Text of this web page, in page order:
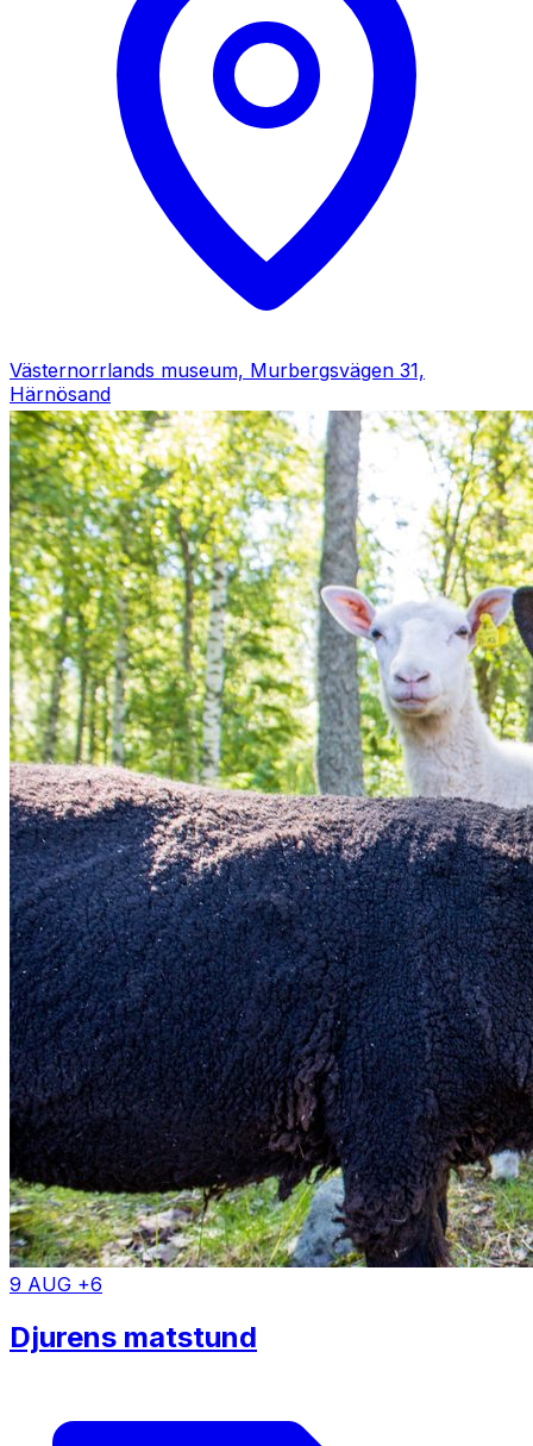
Västernorrlands museum, Murbergsvägen 31,
Härnösand
Evenemangslista
9 AUG +6
Djurens matstund